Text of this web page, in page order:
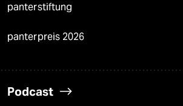
panterstiftung
panterpreis 2026
Podcast